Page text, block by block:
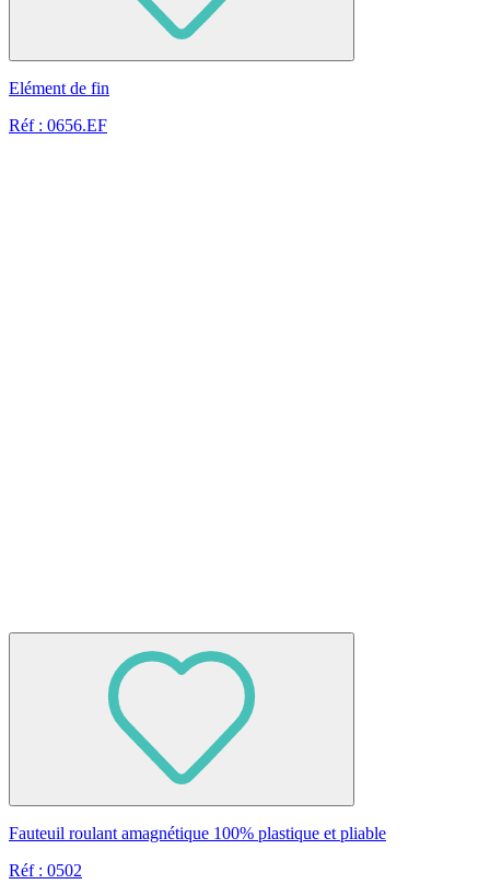
Elément de fin
Réf : 0656.EF
Fauteuil roulant amagnétique 100% plastique et pliable
Réf : 0502